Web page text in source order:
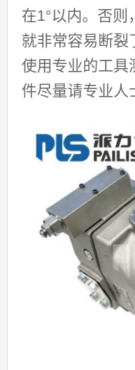
在1°以内。否则
就非常容易断裂
使用专业的工具
件尽量请专业人